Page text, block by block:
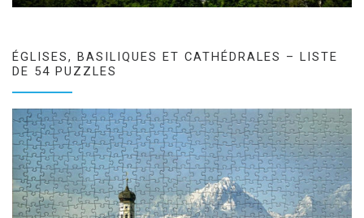
ÉGLISES, BASILIQUES ET CATHÉDRALES – LISTE
DE 54 PUZZLES